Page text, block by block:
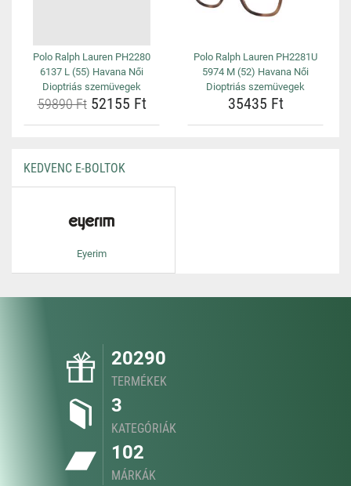
Polo Ralph Lauren PH2280
6137 L (55) Havana Női
Dioptriás szemüvegek
59890 Ft52155 Ft
Polo Ralph Lauren PH2281U
5974 M (52) Havana Női
Dioptriás szemüvegek
35435 Ft
KEDVENC E-BOLTOK
Eyerim
20290
TERMÉKEK
3
KATEGÓRIÁK
102
MÁRKÁK